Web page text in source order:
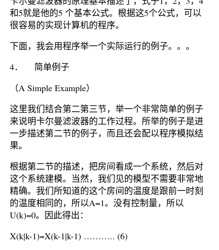
和5就是他的5 个基本公式。根据这5个公式，可以
很容易的实现计算机的程序。
下面，我会用程序举一个实际运行的例子。。。
4． 简单例子
（A Simple Example）
这里我们结合第二第三节，举一个非常简单的例子
来说明卡尔曼滤波器的工作过程。所举的例子是进
一步描述第二节的例子，而且还会配以程序模拟结
果。
根据第二节的描述，把房间看成一个系统，然后对
这个系统建模。当然，我们见的模型不需要非常地
精确。我们所知道的这个房间的温度是跟前一时刻
的温度相同的，所以A=1。没有控制量，所以
U(k)=0。因此得出：
X(k|k-1)=X(k-1|k-1) ……….. (6)